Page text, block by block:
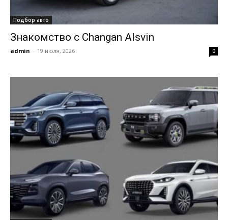
Подбор авто
Знакомство с Changan Alsvin
admin - 19 июля, 2026 0